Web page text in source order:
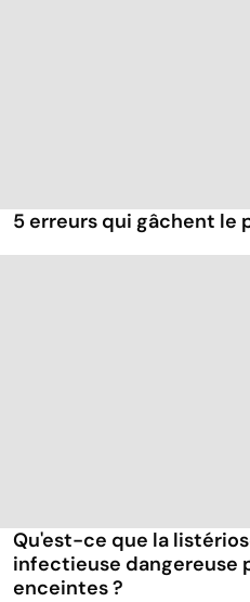
5 erreurs qui gâchent le
Qu'est-ce que la
infectieuse dangereuse
enceintes ?